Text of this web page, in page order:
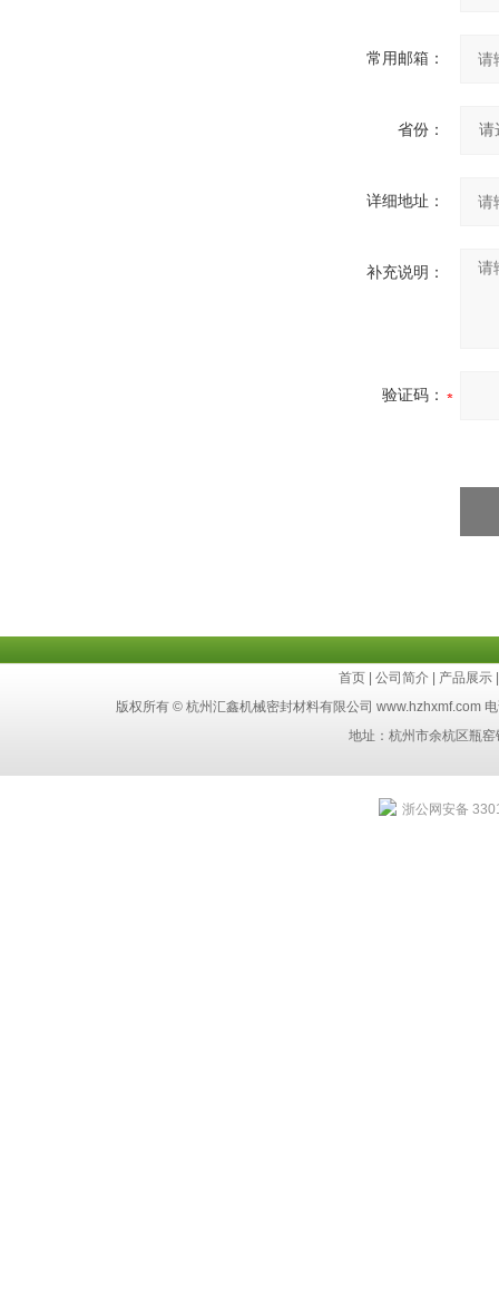
常用邮箱：
省份：
详细地址：
补充说明：
验证码：
首页 公司简介 产品展示
版权所有 © 杭州汇鑫机械密封材料有限公司 www.hzhxmf.com
地址：杭州市余杭区瓶
浙公网安备